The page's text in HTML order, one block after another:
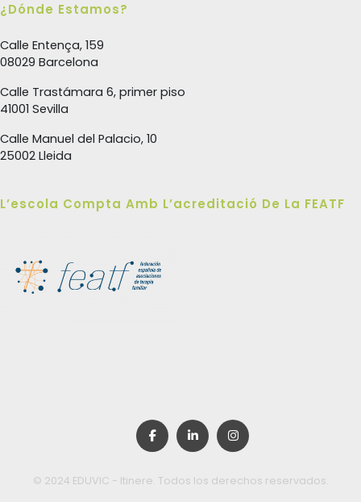
¿Dónde Estamos?
Calle Entença, 159
08029 Barcelona
Calle Trastámara 6, primer piso
41001 Sevilla
Calle Manuel del Palacio, 10
25002 Lleida
L’escola Compta Amb L’acreditació De La FEATF
© 2024 EDUVIC - Itinere. Todos los derechos reservados.